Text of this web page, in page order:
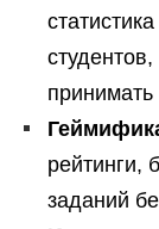
рейтинги,
заданий